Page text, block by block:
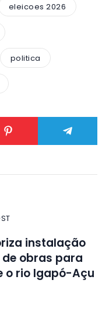
eleicoes 2026
politica
instalação
obras para
o rio Igapó-Açu